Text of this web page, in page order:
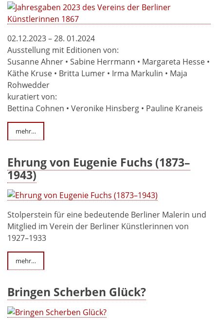
02.12.2023 – 28. 01.2024
Ausstellung mit Editionen von:
Susanne Ahner • Sabine Herrmann • Margareta Hesse •
Käthe Kruse • Britta Lumer • Irma Markulin • Maja
Rohwedder
kuratiert von:
Bettina Cohnen • Veronike Hinsberg • Pauline Kraneis
mehr…
Ehrung von Eugenie Fuchs (1873–
1943)
Stolperstein für eine bedeutende Berliner Malerin und
Mitglied im Verein der Berliner Künstlerinnen von
1927–1933
mehr…
Bringen Scherben Glück?